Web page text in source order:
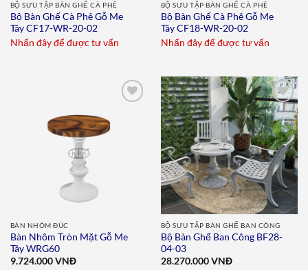
BỘ SƯU TẬP BÀN GHẾ CÀ PHÊ
Bộ Bàn Ghế Cà Phê Gỗ Me
Tây CF17-WR-20-02
Nhấn đây để được tư vấn
BỘ SƯU TẬP BÀN GHẾ CÀ PHÊ
Bộ Bàn Ghế Cà Phê Gỗ Me
Tây CF18-WR-20-02
Nhấn đây để được tư vấn
BÀN NHÔM ĐÚC
Bàn Nhôm Tròn Mặt Gỗ Me
Tây WRG60
9.724.000VNĐ
Add to
wishlist
BỘ SƯU TẬP BÀN GHẾ BAN CÔNG
Bộ Bàn Ghế Ban Công BF28-
04-03
28.270.000VNĐ